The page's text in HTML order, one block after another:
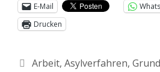
E-Mail
Drucken
Arbeit, Asylverfahren,